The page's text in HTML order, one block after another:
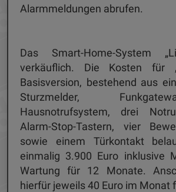
Alarmmeldungen abrufen.
Das Smart-Home-System
verkäuflich. Die Kosten für
Basisversion, bestehend aus
Sturzmelder,
Hausnotrufsystem, drei
Alarm-Stop-Tastern, vier
sowie einem Türkontakt
einmalig 3.900 Euro inklusive
Wartung für 12 Monate.
hierfür jeweils 40 Euro im Monat